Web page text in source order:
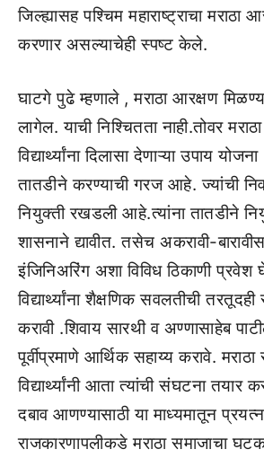
जिल्ह्यासह पश्चिम महाराष्ट्राचा मराठा
करणार असल्याचेही स्पष्ट केले.
घाटगे पुढे म्हणाले , मराठा आरक्षण
लागेल. याची निश्चितता नाही.तोवर
विद्यार्थ्यांना दिलासा देणाऱ्या उपाय
तातडीने करण्याची गरज आहे. ज्यांची
नियुक्ती रखडली आहे.त्यांना तातडीने
शासनाने द्यावीत. तसेच अकरावी-
इंजिनिअरिंग अशा विविध ठिकाणी प्रवेश
विद्यार्थ्यांना शैक्षणिक सवलतीची
करावी .शिवाय सारथी व अण्णासाहेब
पूर्वीप्रमाणे आर्थिक सहाय्य करावे. मराठा
विद्यार्थ्यांनी आता त्यांची संघटना
दबाव आणण्यासाठी या माध्यमातून
राजकारणापलीकडे मराठा समाजाचा